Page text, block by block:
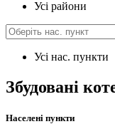
Усі райони
Усі нас. пункти
Збудовані
Населені пункти